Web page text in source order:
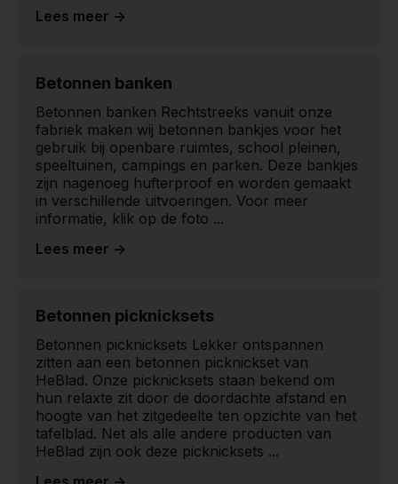
Lees meer ->
Betonnen banken
Betonnen banken Rechtstreeks vanuit onze
fabriek maken wij betonnen bankjes voor het
gebruik bij openbare ruimtes, school pleinen,
speeltuinen, campings en parken. Deze bankjes
zijn nagenoeg hufterproof en worden gemaakt
in verschillende uitvoeringen. Voor meer
informatie, klik op de foto ...
Lees meer ->
Betonnen picknicksets
Betonnen picknicksets Lekker ontspannen
zitten aan een betonnen picknickset van
HeBlad. Onze picknicksets staan bekend om
hun relaxte zit door de doordachte afstand en
hoogte van het zitgedeelte ten opzichte van het
tafelblad. Net als alle andere producten van
HeBlad zijn ook deze picknicksets ...